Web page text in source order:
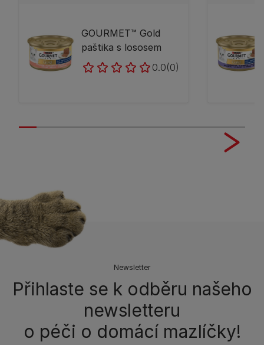
GOURMET™ Gold
paštika s lososem
0.0(0)
Newsletter
Přihlaste se k odběru našeho
newsletteru
o péči o domácí mazlíčky!